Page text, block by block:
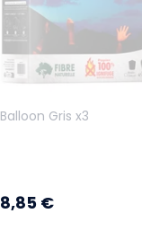
Balloon Gris x3
8,85 €